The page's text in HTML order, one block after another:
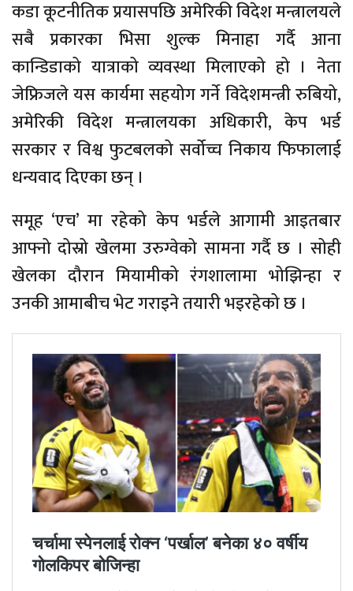
कडा कूटनीतिक प्रयासपछि अमेरिकी विदेश मन्त्रालयले
सबै प्रकारका भिसा शुल्क मिनाहा गर्दै आना
कान्डिडाको यात्राको व्यवस्था मिलाएको हो । नेता
जेफ्रिजले यस कार्यमा सहयोग गर्ने विदेशमन्त्री रुबियो,
अमेरिकी विदेश मन्त्रालयका अधिकारी, केप भर्ड
सरकार र विश्व फुटबलको सर्वोच्च निकाय फिफालाई
धन्यवाद दिएका छन् ।
समूह ‘एच’ मा रहेको केप भर्डले आगामी आइतबार
आफ्नो दोस्रो खेलमा उरुग्वेको सामना गर्दै छ । सोही
खेलका दौरान मियामीको रंगशालामा भोझिन्हा र
उनकी आमाबीच भेट गराइने तयारी भइरहेको छ ।